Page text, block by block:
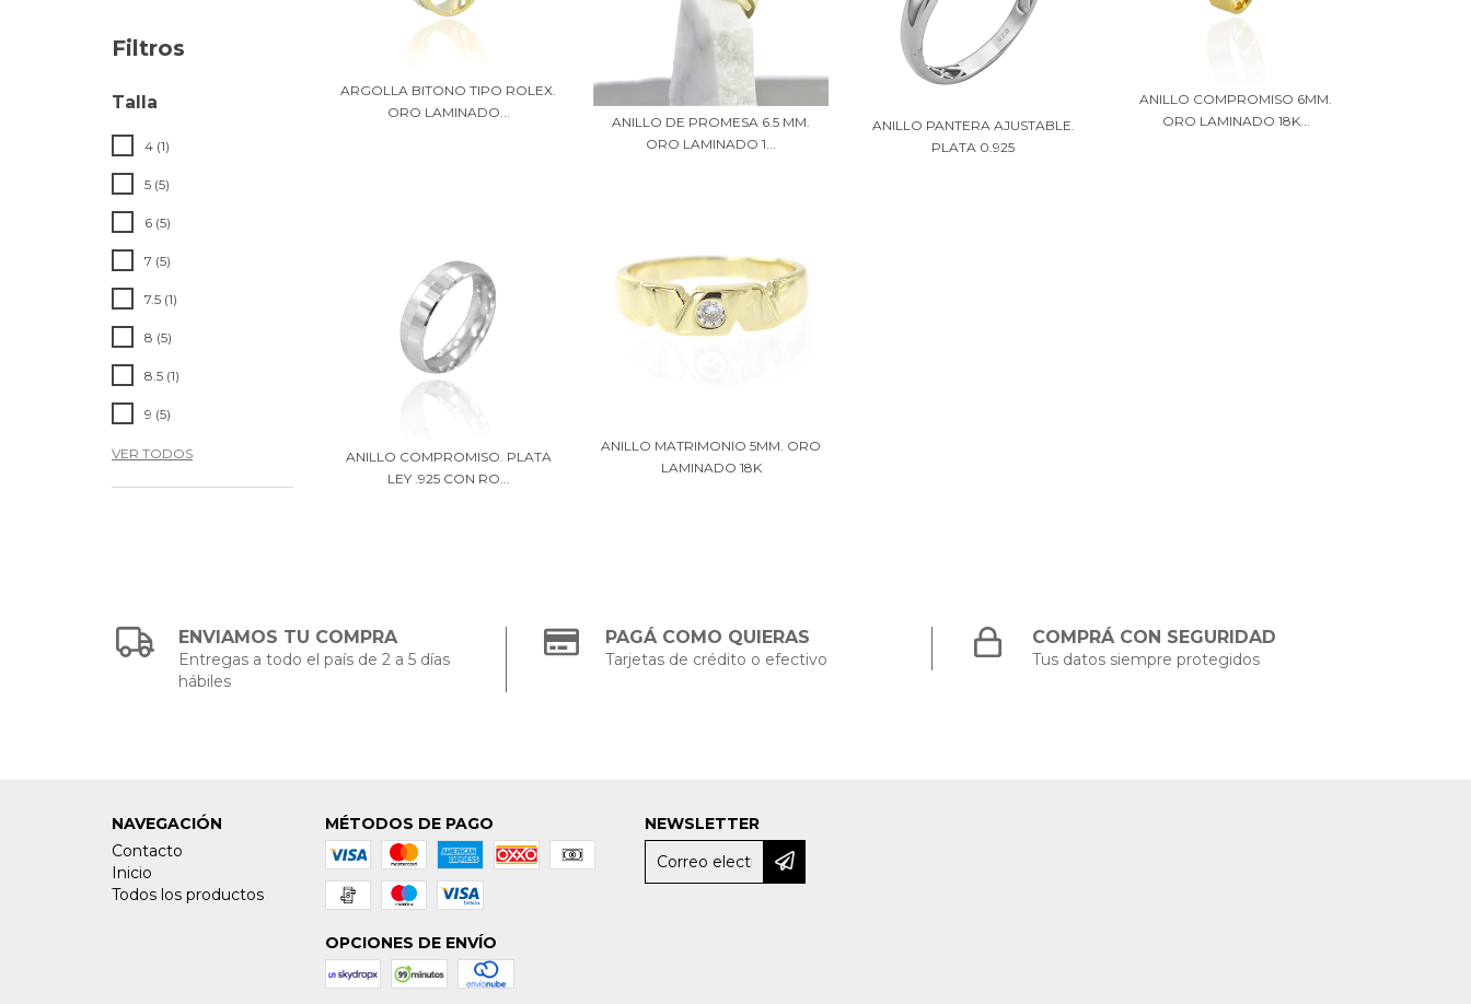
Filtros
Talla
4 (1)
5 (5)
6 (5)
7 (5)
7.5 (1)
8 (5)
8.5 (1)
9 (5)
VER TODOS
ARGOLLA BITONO TIPO ROLEX.
ORO LAMINADO...
ANILLO DE PROMESA 6.5 MM.
ORO LAMINADO 1...
ANILLO PANTERA AJUSTABLE.
PLATA 0.925
ANILLO COMPROMISO 6MM.
ORO LAMINADO 18K...
ANILLO COMPROMISO. PLATA
LEY .925 CON RO...
ANILLO MATRIMONIO 5MM. ORO
LAMINADO 18K
ENVIAMOS TU COMPRA
Entregas a todo el país de 2 a 5 días
hábiles
PAGÁ COMO QUIERAS
Tarjetas de crédito o efectivo
COMPRÁ CON SEGURIDAD
Tus datos siempre protegidos
NAVEGACIÓN
Contacto
Inicio
Todos los productos
MÉTODOS DE PAGO
OPCIONES DE ENVÍO
NEWSLETTER